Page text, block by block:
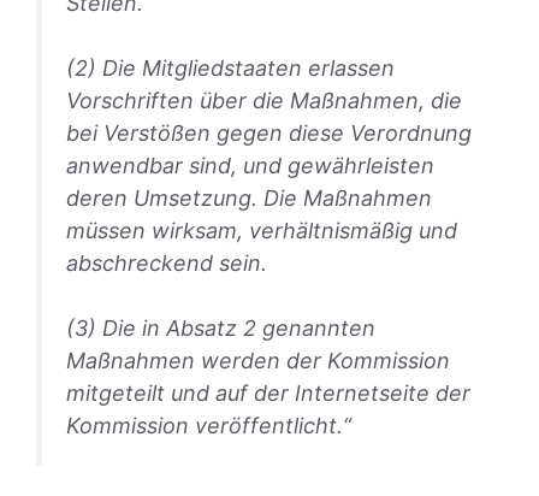
(2) Die Mitgliedstaaten erlassen
Vorschriften über die Maßnahmen, die
bei Verstößen gegen diese Verordnung
anwendbar sind, und gewährleisten
deren Umsetzung. Die Maßnahmen
müssen wirksam, verhältnismäßig und
abschreckend sein.
(3) Die in Absatz 2 genannten
Maßnahmen werden der Kommission
mitgeteilt und auf der Internetseite der
Kommission veröffentlicht.“